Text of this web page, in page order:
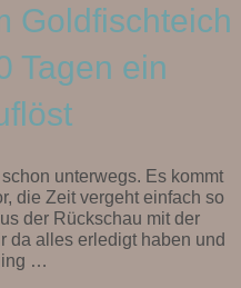
Goldfischteich
Tagen ein
unterwegs. Es kommt
die Zeit vergeht einfach so
der Rückschau mit der
da alles erledigt haben und
…